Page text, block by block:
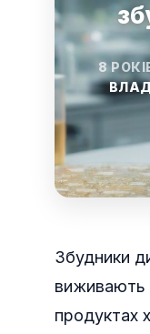
8
Збудники
виживають
продуктах